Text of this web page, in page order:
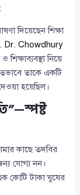
দিয়েছেন শিক্ষা
Dr. Chowdhury
নিয়ে
তাকে একটি
হয়েছিল।
কাছে তদবির
যোগ্য নন।
কোটি টাকা ঘুষের